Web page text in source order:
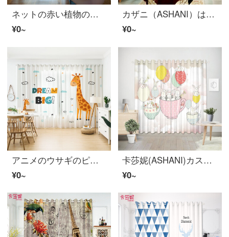
ネットの赤い植物の葉のins北欧の文芸の小さい清新なカーテンを注文して服の帽子間の試着のカーテンB 0245布を注文します。
¥0~
カザニ（ASHANI）は簡単に北欧で白象の森の遮光カーテンをカスタマイズしました。ベッドルームの幼稚園の子供部屋のトイレの仕切りのベランダの翻ります。
¥0~
アニメのウサギのピンクのカーテンをカスタマイズして、ガーゼのカーテンを作ります。子供部屋の女の子の寝室の窓を揺らします。男の子は窓を閉めて、床に落ちます。
¥0~
卡莎妮(ASHANI)カスタムカーテンの布紗子供部屋ピンク可愛いアニメウサギ风船女孩房ミルクティー店の入り口のカーテンの仕切りカーテン幼稚園E 0349-ピンクバルーン杯のウサギの紗-フック幅1メートルの価格/何メートルの写真を撮りますか？
¥0~